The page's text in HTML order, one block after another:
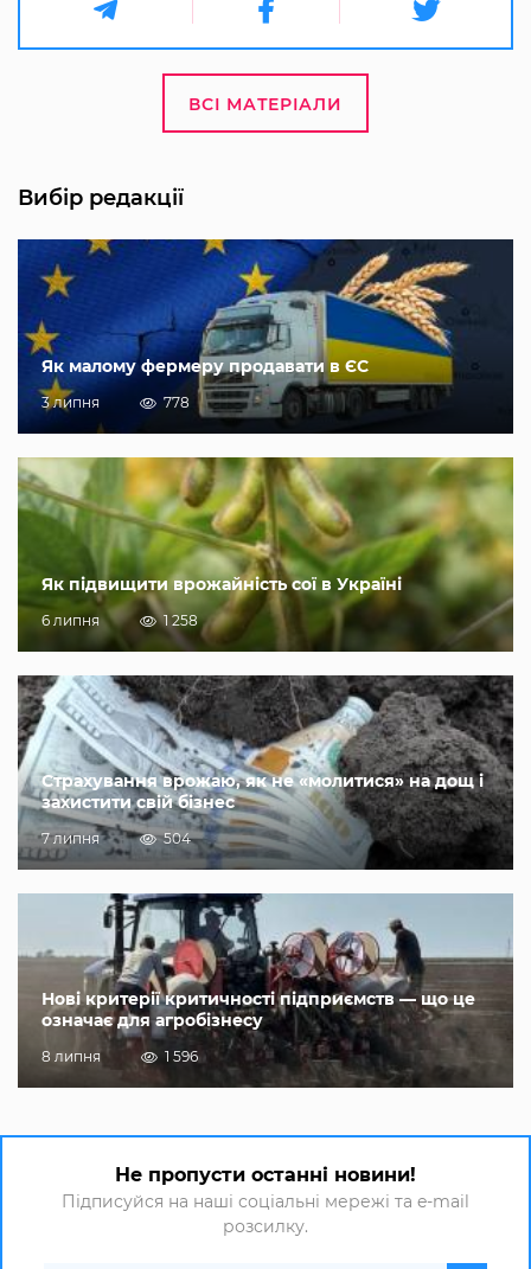
ВСІ МАТЕРІАЛИ
Вибір редакції
Як малому фермеру продавати в ЄС
3 липня 778
Як підвищити врожайність сої в Україні
6 липня 1 258
Страхування врожаю, як не «молитися» на дощ і
захистити свій бізнес
7 липня 504
Нові критерії критичності підприємств — що це
означає для агробізнесу
8 липня 1 596
Не пропусти останні новини!
Підписуйся на наші соціальні мережі та e-mail
розсилку.